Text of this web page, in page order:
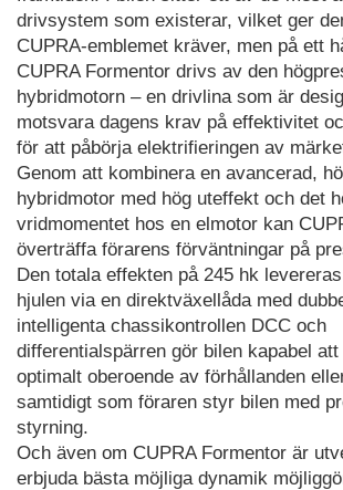
drivsystem som existerar, vilket ger
CUPRA-emblemet kräver, men på ett
CUPRA Formentor drivs av den
hybridmotorn – en drivlina som är
motsvara dagens krav på effektivitet
för att påbörja elektrifieringen av
Genom att kombinera en avancerad,
hybridmotor med hög uteffekt och det
vridmomentet hos en elmotor kan
överträffa förarens förväntningar på
Den totala effekten på 245 hk
hjulen via en direktväxellåda med
intelligenta chassikontrollen DCC och
differentialspärren gör bilen kapabel
optimalt oberoende av förhållanden
samtidigt som föraren styr bilen med
styrning.
Och även om CUPRA Formentor är
erbjuda bästa möjliga dynamik